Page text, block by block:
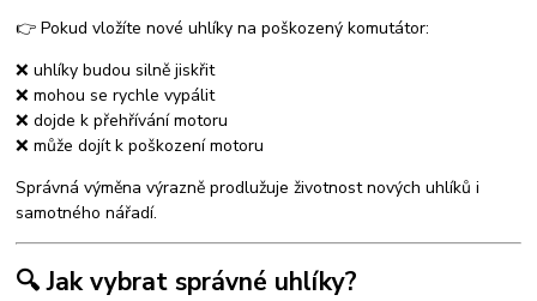
👉 Pokud vložíte nové uhlíky na poškozený komutátor:
❌ uhlíky budou silně jiskřit
❌ mohou se rychle vypálit
❌ dojde k přehřívání motoru
❌ může dojít k poškození motoru
Správná výměna výrazně prodlužuje životnost nových uhlíků i
samotného nářadí.
🔍 Jak vybrat správné uhlíky?